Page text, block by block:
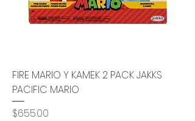
FIRE MARIO Y KAMEK 2 PACK JAKKS
PACIFIC MARIO
Precio
$655.00